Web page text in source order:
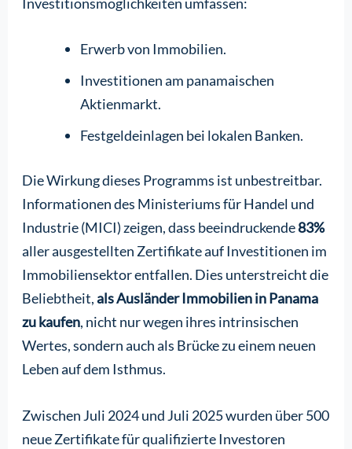
Erwerb von Immobilien.
Investitionen am panamaischen
Aktienmarkt.
Festgeldeinlagen bei lokalen Banken.
Die Wirkung dieses Programms ist unbestreitbar.
Informationen des Ministeriums für Handel und
Industrie (MICI) zeigen, dass beeindruckende83%
aller ausgestellten Zertifikate auf Investitionen im
Immobiliensektor entfallen. Dies unterstreicht die
Beliebtheit,als Ausländer Immobilien in Panama
zu kaufen, nicht nur wegen ihres intrinsischen
Wertes, sondern auch als Brücke zu einem neuen
Leben auf dem Isthmus.
Zwischen Juli 2024 und Juli 2025 wurden über 500
neue Zertifikate für qualifizierte Investoren